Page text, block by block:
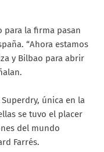
para la firma pasan
“Ahora estamos
y Bilbao para abrir
única en la
se tuvo el placer
del mundo
Farrés.